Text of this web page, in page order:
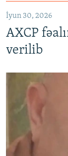
İyun 30, 2026
AXCP
verilib